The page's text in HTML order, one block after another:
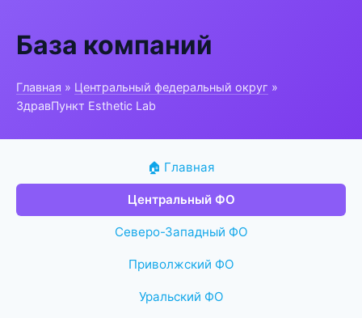
База компаний
Главная » Центральный федеральный округ »
ЗдравПункт Esthetic Lab
🏠 Главная
Центральный ФО
Северо-Западный ФО
Приволжский ФО
Уральский ФО